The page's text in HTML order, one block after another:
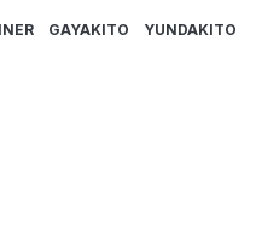
GAYAKITO YUNDAKITO